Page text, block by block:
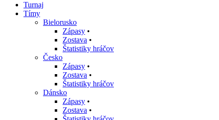
Turnaj
Tímy
Bielorusko
Zápasy •
Zostava •
Štatistiky hráčov
Česko
Zápasy •
Zostava •
Štatistiky hráčov
Dánsko
Zápasy •
Zostava •